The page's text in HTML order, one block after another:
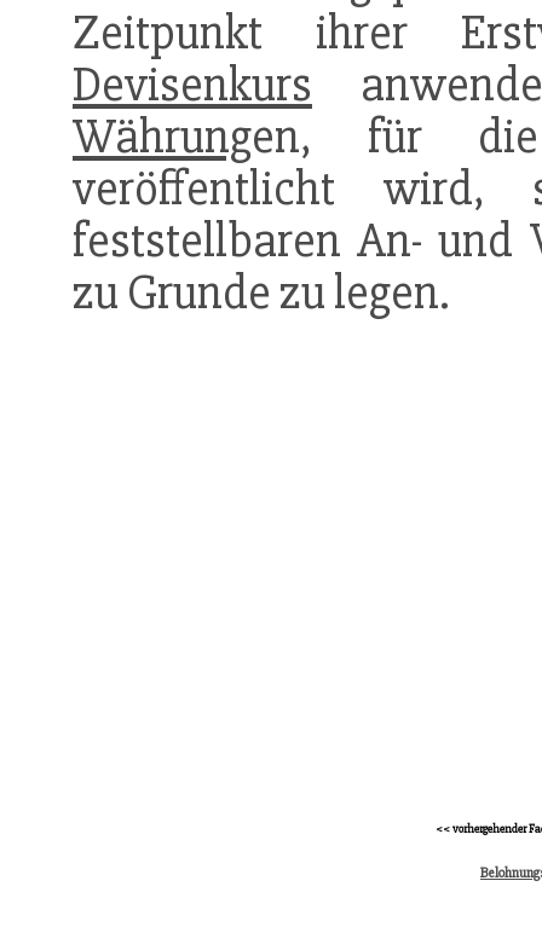
Zeitpunkt ihrer
Devisenkurs
Währungen, für die
veröffentlicht
feststellbaren An- und
zu Grunde zu legen.
<< vorhergehender